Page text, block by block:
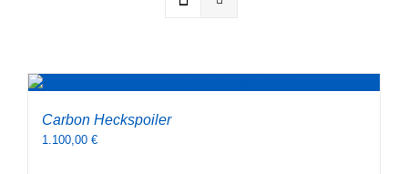
Carbon Heckspoiler
1.100,00 €